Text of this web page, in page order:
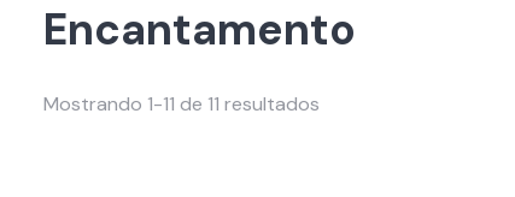
Encantamento
Mostrando 1-11 de 11 resultados